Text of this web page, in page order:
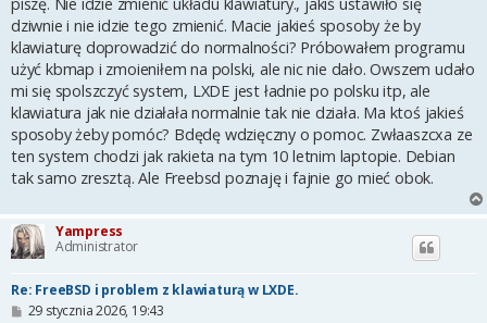
dziwnie i nie idzie tego zmienić. Macie jakieś sposoby że by
klawiaturę doprowadzić do normalności? Próbowałem programu
użyć kbmap i zmoieniłem na polski, ale nic nie dało. Owszem udało
mi się spolszczyć system, LXDE jest ładnie po polsku itp, ale
klawiatura jak nie działała normalnie tak nie działa. Ma ktoś jakieś
sposoby żeby pomóc? Bdędę wdzięczny o pomoc. Zwłaaszcxa ze
ten system chodzi jak rakieta na tym 10 letnim laptopie. Debian
tak samo zresztą. Ale Freebsd poznaję i fajnie go mieć obok.
Yampress
Administrator
Re: FreeBSD i problem z klawiaturą w LXDE.
P29 stycznia 2026, 19:43